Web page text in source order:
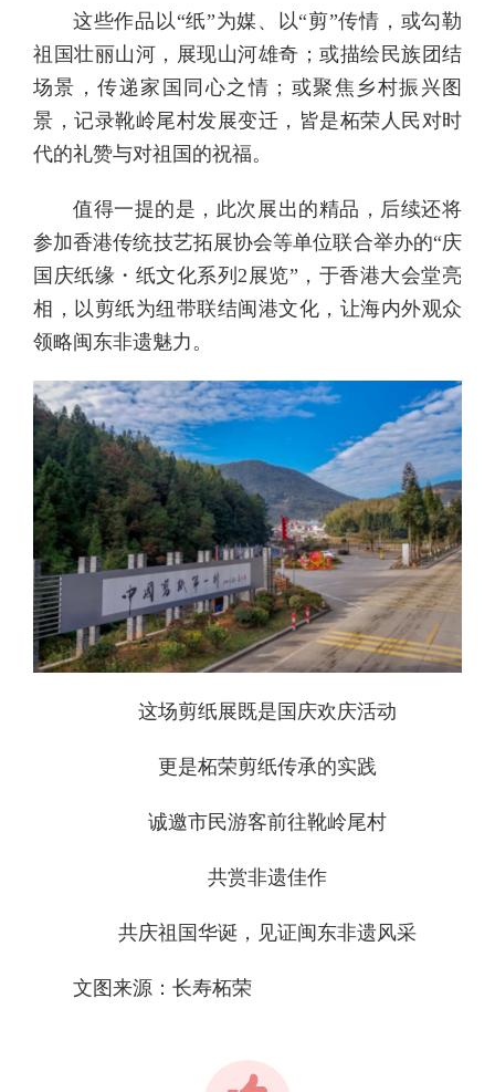
这些作品以“纸”为媒、以“剪”传情，或勾勒
祖国壮丽山河，展现山河雄奇；或描绘民族团结
场景，传递家国同心之情；或聚焦乡村振兴图
景，记录靴岭尾村发展变迁，皆是柘荣人民对时
代的礼赞与对祖国的祝福。
值得一提的是，此次展出的精品，后续还将
参加香港传统技艺拓展协会等单位联合举办的“庆
国庆纸缘・纸文化系列2展览”，于香港大会堂亮
相，以剪纸为纽带联结闽港文化，让海内外观众
领略闽东非遗魅力。
这场剪纸展既是国庆欢庆活动
更是柘荣剪纸传承的实践
诚邀市民游客前往靴岭尾村
共赏非遗佳作
共庆祖国华诞，见证闽东非遗风采
文图来源：长寿柘荣